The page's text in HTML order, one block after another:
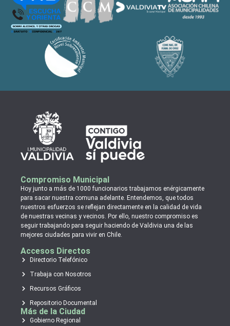
Compromiso Municipal
Hoy junto a más de 1000 funcionarios trabajamos enérgicamente
para sacar nuestra comuna adelante. Entendemos, que todos
nuestros esfuerzos se reflejan directamente en la calidad de vida
de nuestras vecinas y vecinos. Por ello, nuestro compromiso es
seguir trabajando para seguir haciendo de Valdivia una de las
mejores ciudades para vivir en Chile.
Accesos Directos
Directorio Telefónico
Trabaja con Nosotros
Recursos Gráficos
Repositorio Documental
Más de la Ciudad
Gobierno Regional